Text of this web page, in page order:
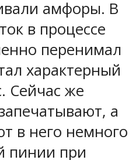
амфоры. В
в процессе
перенимал
характерный
Сейчас же
а
в него немного
пинии при